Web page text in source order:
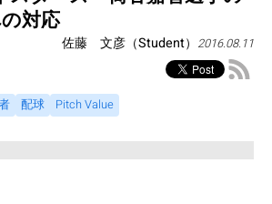
対応
佐藤 文彦（Student） 2016.08.11
配球 Pitch Value